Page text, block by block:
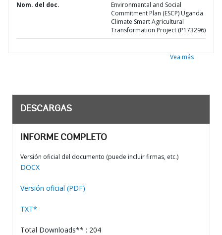
Nom. del doc.
Environmental and Social
Commitment Plan (ESCP) Uganda
Climate Smart Agricultural
Transformation Project (P173296)
Vea más
DESCARGAS
INFORME COMPLETO
Versión oficial del documento (puede incluir firmas, etc.)
DOCX
Versión oficial (PDF)
TXT*
Total Downloads** : 204